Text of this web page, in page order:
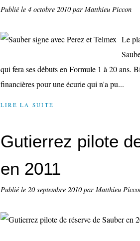
Publié le 4 octobre 2010par Matthieu Piccon
Le
qui fera ses débuts en Formule 1 à 20 ans.
financières pour une écurie qui n'a pu...
LIRE LA SUITE
Gutierrez pilote
en 2011
Publié le 20 septembre 2010par Matthieu